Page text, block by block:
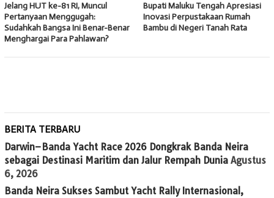
Jelang HUT ke-81 RI, Muncul
Pertanyaan Menggugah:
Sudahkah Bangsa Ini Benar-Benar
Menghargai Para Pahlawan?
Bupati Maluku Tengah Apresiasi
Inovasi Perpustakaan Rumah
Bambu di Negeri Tanah Rata
BERITA TERBARU
Darwin–Banda Yacht Race 2026 Dongkrak Banda Neira
sebagai Destinasi Maritim dan Jalur Rempah Dunia Agustus
6, 2026
Banda Neira Sukses Sambut Yacht Rally Internasional,